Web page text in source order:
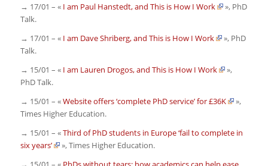
→ 17/01 – « I am Paul Hanstedt, and This is How I Work », PhD
Talk.
→ 17/01 – «I am Dave Shriberg, and This is How I Work », PhD
Talk.
→ 15/01 – «I am Lauren Drogos, and This is How I Work
»,
PhD Talk.
→ 15/01 – «Website offers ‘complete PhD service’ for £36K
»,
Times Higher Education.
→ 15/01 – «Third of PhD students in Europe ‘fail to complete in
six years’
»,Times Higher Education.